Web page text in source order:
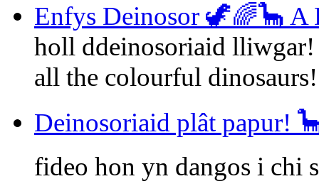
Enfys Deinosor 🦖🌈🦕 A
holl ddeinosoriaid
all the colourful
Deinosoriaid plât papur!
fideo hon yn dangos i